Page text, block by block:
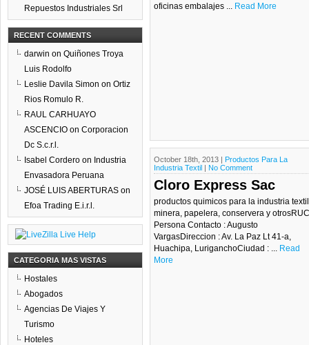
oficinas embalajes ... Read More
October 18th, 2013 | Productos Para La
Industria Textil| No Comment
Cloro Express Sac
productos quimicos para la industria
minera, papelera, conservera y
Persona Contacto : Augusto
VargasDireccion : Av. La Paz Lt 41-a,
Huachipa, LuriganchoCiudad : ... Read
More
Repuestos Industriales Srl
RECENT COMMENTS
darwin on Quiñones Troya
Luis Rodolfo
Leslie Davila Simon on Ortiz
Rios Romulo R.
RAUL CARHUAYO
ASCENCIO on Corporacion
Dc S.c.r.l.
Isabel Cordero on Industria
Envasadora Peruana
JOSÉ LUIS ABERTURAS on
Efoa Trading E.i.r.l.
CATEGORIA MAS VISTAS
Hostales
Abogados
Agencias De Viajes Y
Turismo
Hoteles